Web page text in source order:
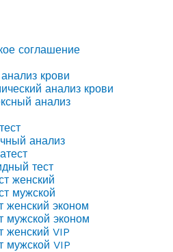
соглашение
крови
анализ крови
анализ
анализ
тест
женский
мужской
женский эконом
мужской эконом
женский VIP
мужской VIP